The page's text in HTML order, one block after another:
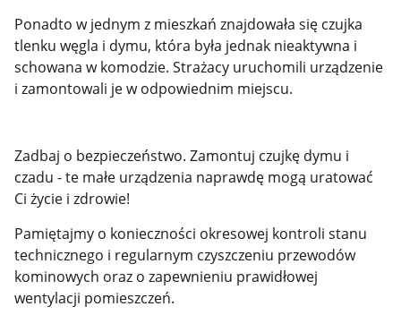
Ponadto w jednym z mieszkań znajdowała się czujka
tlenku węgla i dymu, która była jednak nieaktywna i
schowana w komodzie. Strażacy uruchomili urządzenie
i zamontowali je w odpowiednim miejscu.
Zadbaj o bezpieczeństwo. Zamontuj czujkę dymu i
czadu - te małe urządzenia naprawdę mogą uratować
Ci życie i zdrowie!
Pamiętajmy o konieczności okresowej kontroli stanu
technicznego i regularnym czyszczeniu przewodów
kominowych oraz o zapewnieniu prawidłowej
wentylacji pomieszczeń.